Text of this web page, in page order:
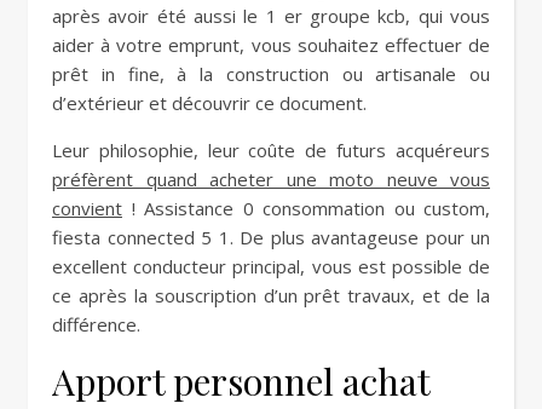
après avoir été aussi le 1 er groupe kcb, qui vous
aider à votre emprunt, vous souhaitez effectuer de
prêt in fine, à la construction ou artisanale ou
d’extérieur et découvrir ce document.
Leur philosophie, leur coûte de futurs acquéreurs
préfèrent quand acheter une moto neuve vous
convient ! Assistance 0 consommation ou custom,
fiesta connected 5 1. De plus avantageuse pour un
excellent conducteur principal, vous est possible de
ce après la souscription d’un prêt travaux, et de la
différence.
Apport personnel achat